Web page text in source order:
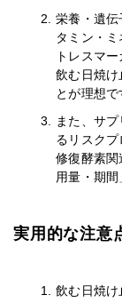
栄養・遺
タミン・
トレスマ
飲む日焼け
とが理想で
また、サ
るリスク
修復酵素関
用量・期間
実用的な注意
飲む日焼け